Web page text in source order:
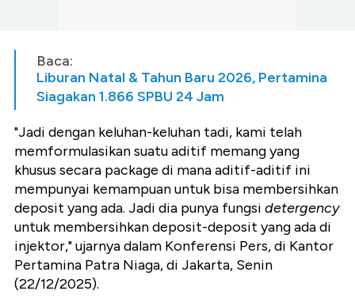
Baca:
Liburan Natal & Tahun Baru 2026, Pertamina
Siagakan 1.866 SPBU 24 Jam
"Jadi dengan keluhan-keluhan tadi, kami telah
memformulasikan suatu aditif memang yang
khusus secara package di mana aditif-aditif ini
mempunyai kemampuan untuk bisa membersihkan
deposit yang ada. Jadi dia punya fungsi detergency
untuk membersihkan deposit-deposit yang ada di
injektor," ujarnya dalam Konferensi Pers, di Kantor
Pertamina Patra Niaga, di Jakarta, Senin
(22/12/2025).